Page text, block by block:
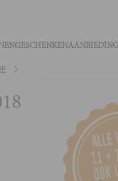
GESCHENKENAANBIEDING